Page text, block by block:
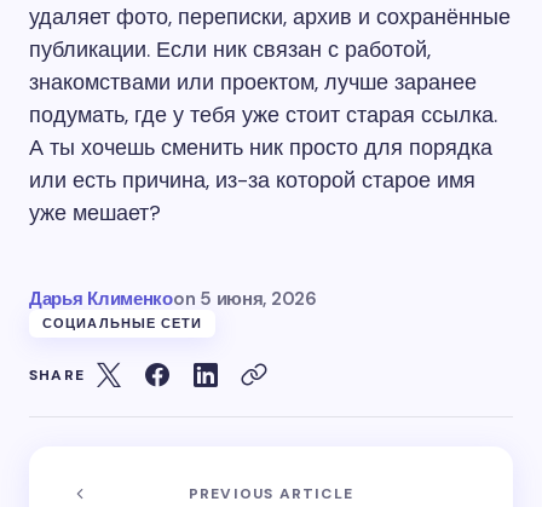
удаляет фото, переписки, архив и сохранённые
публикации. Если ник связан с работой,
знакомствами или проектом, лучше заранее
подумать, где у тебя уже стоит старая ссылка.
А ты хочешь сменить ник просто для порядка
или есть причина, из-за которой старое имя
уже мешает?
Дарья Клименкоon 5 июня, 2026
СОЦИАЛЬНЫЕ СЕТИ
SHARE
PREVIOUS ARTICLE